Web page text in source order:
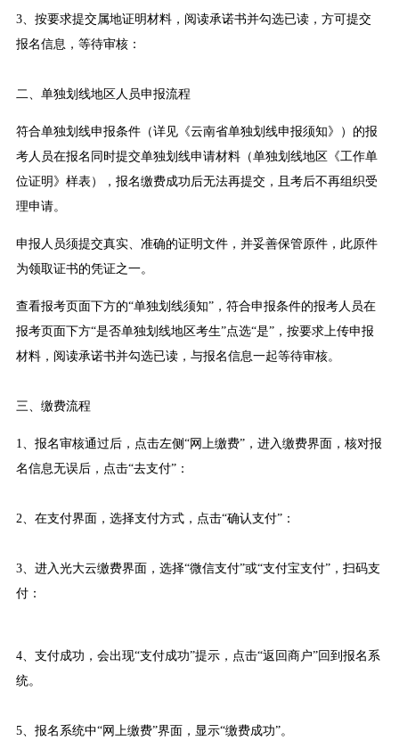
3、按要求提交属地证明材料，阅读承诺书并勾选已读，方可提交
报名信息，等待审核：
二、单独划线地区人员申报流程
符合单独划线申报条件（详见《云南省单独划线申报须知》）的报
考人员在报名同时提交单独划线申请材料（单独划线地区《工作单
位证明》样表），报名缴费成功后无法再提交，且考后不再组织受
理申请。
申报人员须提交真实、准确的证明文件，并妥善保管原件，此原件
为领取证书的凭证之一。
查看报考页面下方的“单独划线须知”，符合申报条件的报考人员在
报考页面下方“是否单独划线地区考生”点选“是”，按要求上传申报
材料，阅读承诺书并勾选已读，与报名信息一起等待审核。
三、缴费流程
1、报名审核通过后，点击左侧“网上缴费”，进入缴费界面，核对报
名信息无误后，点击“去支付”：
2、在支付界面，选择支付方式，点击“确认支付”：
3、进入光大云缴费界面，选择“微信支付”或“支付宝支付”，扫码支
付：
4、支付成功，会出现“支付成功”提示，点击“返回商户”回到报名系
统。
5、报名系统中“网上缴费”界面，显示“缴费成功”。